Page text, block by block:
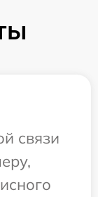
связи